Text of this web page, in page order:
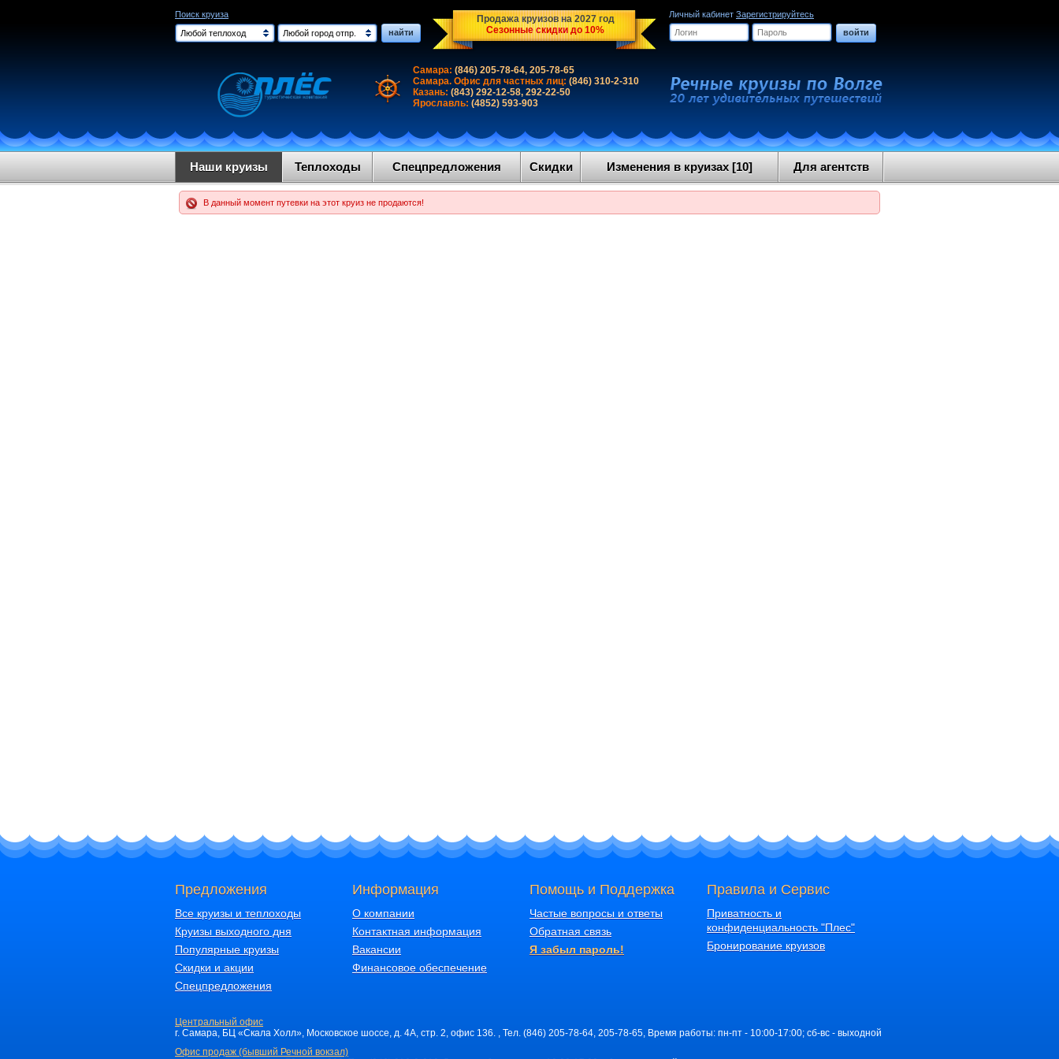
Поиск круиза
Любой теплоход
Любой город отпр. найти
Продажа круизов на 2027 год
Сезонные скидки до 10%
Личный кабинет Зарегистрируйтесь
войти
Самара: (846) 205-78-64, 205-78-65
Самара. Офис для частных лиц: (846) 310-2-310
Казань: (843) 292-12-58, 292-22-50
Ярославль: (4852) 593-903
Наши круизы Теплоходы Спецпредложения Скидки Изменения в круизах [10] Для агентств
В данный момент путевки на этот круиз не продаются!
Предложения
Все круизы и теплоходы
Круизы выходного дня
Популярные круизы
Скидки и акции
Спецпредложения
Информация
О компании
Контактная информация
Вакансии
Финансовое обеспечение
Помощь и Поддержка
Частые вопросы и ответы
Обратная связь
Я забыл пароль!
Правила и Сервис
Приватность и
конфиденциальность "Плес"
Бронирование круизов
Центральный офис
г. Самара, БЦ «Скала Холл», Московское шоссе, д. 4А, стр. 2, офис 136. , Тел. (846) 205-78-64, 205-78-65, Время работы: пн-пт - 10:00-17:00; сб-вс - выходной
Офис продаж (бывший Речной вокзал)